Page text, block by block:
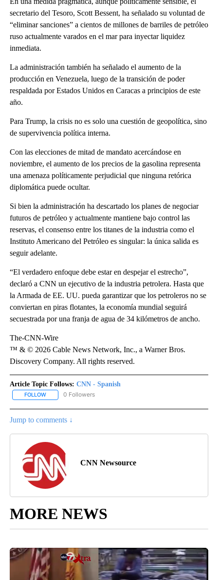
secretario del Tesoro, Scott Bessent, ha señalado su voluntad de
“eliminar sanciones” a cientos de millones de barriles de petróleo
ruso actualmente varados en el mar para inyectar liquidez
inmediata.
La administración también ha señalado el aumento de la
producción en Venezuela, luego de la transición de poder
respaldada por Estados Unidos en Caracas a principios de este
año.
Para Trump, la crisis no es solo una cuestión de geopolítica, sino
de supervivencia política interna.
Con las elecciones de mitad de mandato acercándose en
noviembre, el aumento de los precios de la gasolina representa
una amenaza políticamente perjudicial que ninguna retórica
diplomática puede ocultar.
Si bien la administración ha descartado los planes de negociar
futuros de petróleo y actualmente mantiene bajo control las
reservas, el consenso entre los titanes de la industria como el
Instituto Americano del Petróleo es singular: la única salida es
seguir adelante.
“El verdadero enfoque debe estar en despejar el estrecho”,
declaró a CNN un ejecutivo de la industria petrolera. Hasta que
la Armada de EE. UU. pueda garantizar que los petroleros no se
conviertan en piras flotantes, la economía mundial seguirá
secuestrada por una franja de agua de 34 kilómetros de ancho.
The-CNN-Wire
™ & © 2026 Cable News Network, Inc., a Warner Bros.
Discovery Company. All rights reserved.
Article Topic Follows: CNN - Spanish
FOLLOW FOLLOW "CNN - SPANISH" TO RECEIVE NOTIFICATIONS ABOUT
0 Followers
Jump to comments ↓
CNN Newsource
MORE NEWS